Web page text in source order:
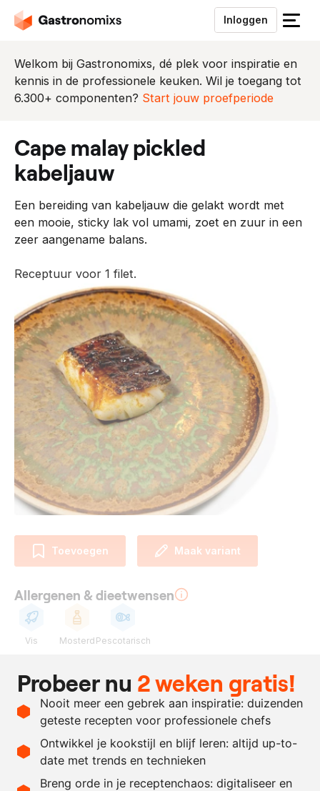
Inloggen
S
u
i
n
Welkom bij Gastronomixs, dé plek voor inspiratie en
kennis in de professionele keuken. Wil je toegang tot
6.300+ componenten? Start jouw proefperiode
cape malay pickled
kabeljauw
Een bereiding van kabeljauw die gelakt wordt met
een mooie, sticky lak vol umami, zoet en zuur in een
zeer aangename balans.
Receptuur voor 1 filet.
Toevoegen Maak variant
Allergenen & dieetwensen
Vis Mosterd Pescotarisch
1
kabeljauwhaasfilet
naar
Cape Malay vissaus-pickle
Recept omrekenen
Probeer nu 2 weken gratis!
Nooit meer een gebrek aan inspiratie: duizenden
geteste recepten voor professionele chefs
Ontwikkel je kookstijl en blijf leren: altijd up-to-
date met trends en technieken
Breng orde in je receptenchaos: digitaliseer en